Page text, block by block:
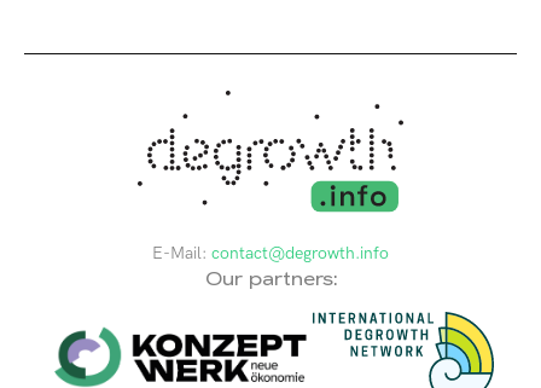
E-Mail: contact@degrowth.info
Our partners: